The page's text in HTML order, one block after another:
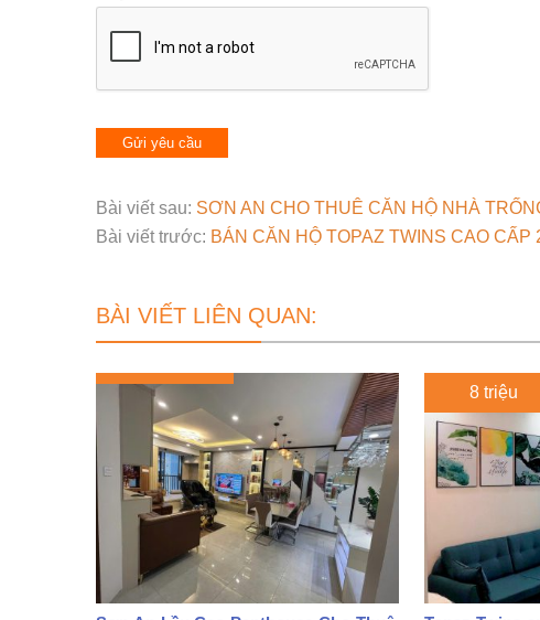
Bài viết sau: SƠN AN CHO THUÊ CĂN HỘ NHÀ
Bài viết trước: BÁN CĂN HỘ TOPAZ TWINS CAO CẤP
BÀI VIẾT LIÊN QUAN:
8 triệu